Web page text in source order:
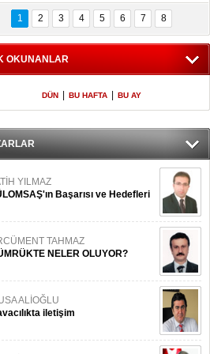
İstanbul
Adaları
600 milletvekilinin
listesi
1 2 3 4 5 6 7 8
OKUNANLAR
DÜN BU HAFTA BU AY
YILMAZ
Başarısı ve Hedefleri
TAHMAZ
NELER OLUYOR?
ALİOĞLU
iletişim